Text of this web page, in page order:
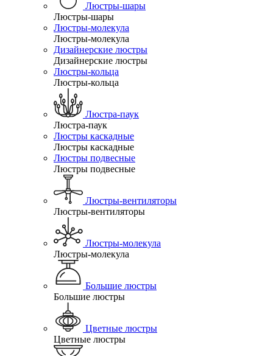
Люстры-шары
Люстры-шары
Люстры-молекула
Люстры-молекула
Дизайнерские люстры
Дизайнерские люстры
Люстры-кольца
Люстры-кольца
Люстра-паук
Люстра-паук
Люстры каскадные
Люстры каскадные
Люстры подвесные
Люстры подвесные
Люстры-вентиляторы
Люстры-вентиляторы
Люстры-молекула
Люстры-молекула
Большие люстры
Большие люстры
Цветные люстры
Цветные люстры